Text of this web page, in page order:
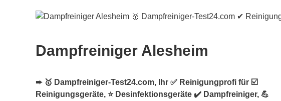
Dampfreiniger Alesheim
➨ 🥇 Dampfreiniger-Test24.com, Ihr ✅ Reinigungprofi für ☑️
Reinigungsgeräte, ⭐ Desinfektionsgeräte ✔️ Dampfreiniger, 💪